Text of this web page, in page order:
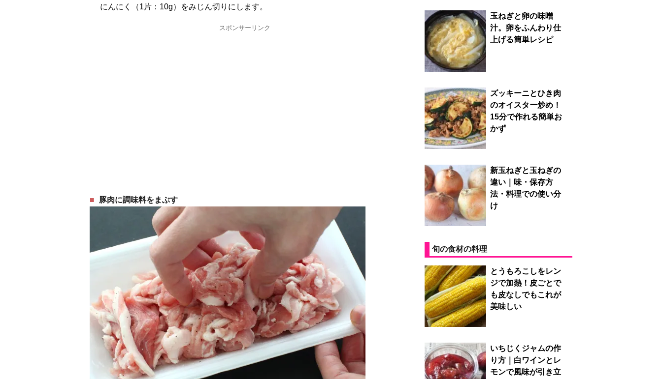
にんにく（1片：10g）をみじん切りにします。
スポンサーリンク
豚肉に調味料をまぶす
玉ねぎと卵の味噌
汁。卵をふんわり仕
上げる簡単レシピ
ズッキーニとひき肉
のオイスター炒め！
15分で作れる簡単お
かず
新玉ねぎと玉ねぎの
違い｜味・保存方
法・料理での使い分
け
旬の食材の料理
とうもろこしをレン
ジで加熱！皮ごとで
も皮なしでもこれが
美味しい
いちじくジャムの作
り方｜白ワインとレ
モンで風味が引き立